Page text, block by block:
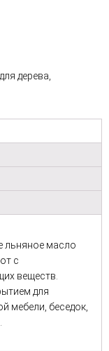
дерева,
льняное масло
с
веществ.
для
мебели, беседок,